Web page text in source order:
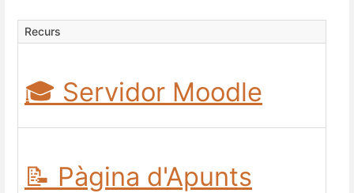
Recurs
🎓 Servidor Moodle
📝 Pàgina d'Apunts